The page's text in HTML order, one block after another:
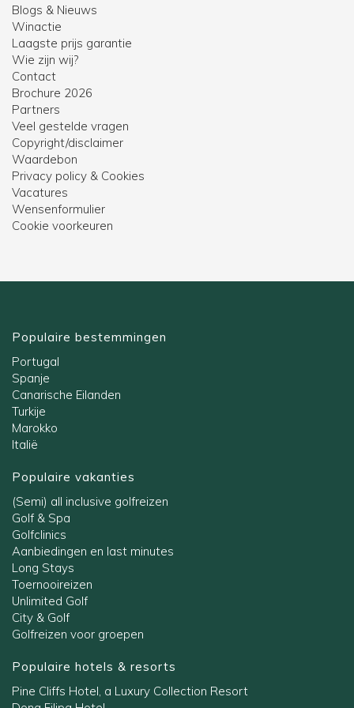
Blogs & Nieuws
Winactie
Laagste prijs garantie
Wie zijn wij?
Contact
Brochure 2026
Partners
Veel gestelde vragen
Copyright/disclaimer
Waardebon
Privacy policy & Cookies
Vacatures
Wensenformulier
Cookie voorkeuren
Populaire bestemmingen
Portugal
Spanje
Canarische Eilanden
Turkije
Marokko
Italië
Populaire vakanties
(Semi) all inclusive golfreizen
Golf & Spa
Golfclinics
Aanbiedingen en last minutes
Long Stays
Toernooireizen
Unlimited Golf
City & Golf
Golfreizen voor groepen
Populaire hotels & resorts
Pine Cliffs Hotel, a Luxury Collection Resort